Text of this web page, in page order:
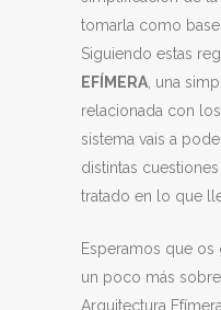
tomarla como
Siguiendo estas
EFÍMERA , una
relacionada con
sistema vais a
distintas
tratado en lo que
Esperamos que
un poco más
Arquitectura